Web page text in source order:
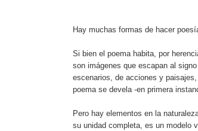
Hay muchas formas de hacer
Si bien el poema habita, por
son imágenes que escapan al
escenarios, de acciones y
poema se devela -en primera
Pero hay elementos en la
su unidad completa, es un modelo